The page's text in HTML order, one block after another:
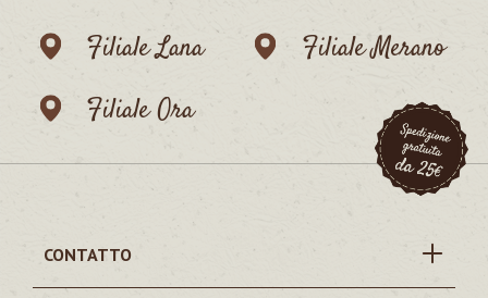
Filiale Lana
Filiale Merano
Filiale Ora
CONTATTO